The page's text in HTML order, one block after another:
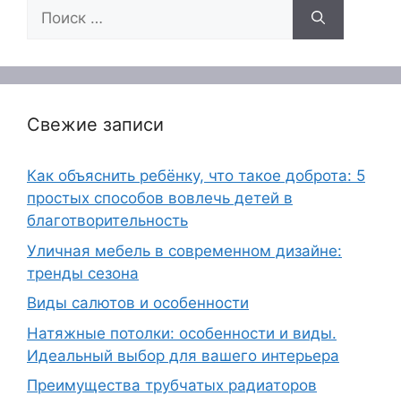
Поиск:
Свежие записи
Как объяснить ребёнку, что такое доброта: 5
простых способов вовлечь детей в
благотворительность
Уличная мебель в современном дизайне:
тренды сезона
Виды салютов и особенности
Натяжные потолки: особенности и виды.
Идеальный выбор для вашего интерьера
Преимущества трубчатых радиаторов